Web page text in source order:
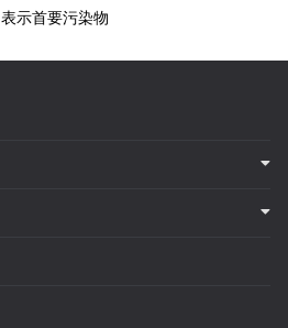
表示首要污染物